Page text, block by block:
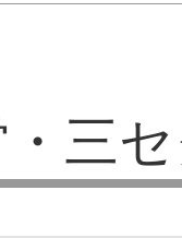
三